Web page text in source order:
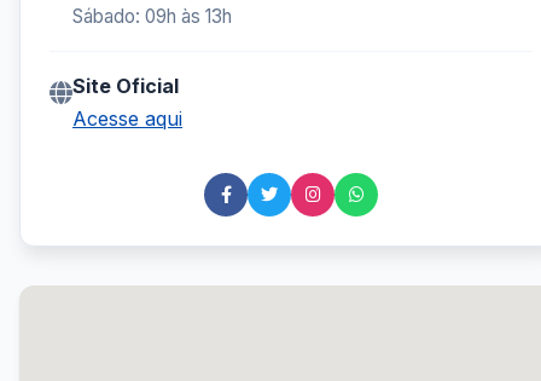
Sábado: 09h às 13h
Site Oficial
Acesse aqui